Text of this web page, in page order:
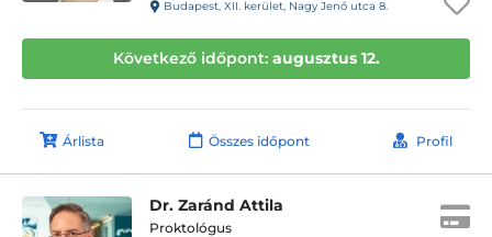
Budapest, XII. kerület, Nagy Jenő utca 8.
Következő időpont: augusztus 12.
Árlista Összes időpont Profil
Dr. Zaránd Attila
Proktológus